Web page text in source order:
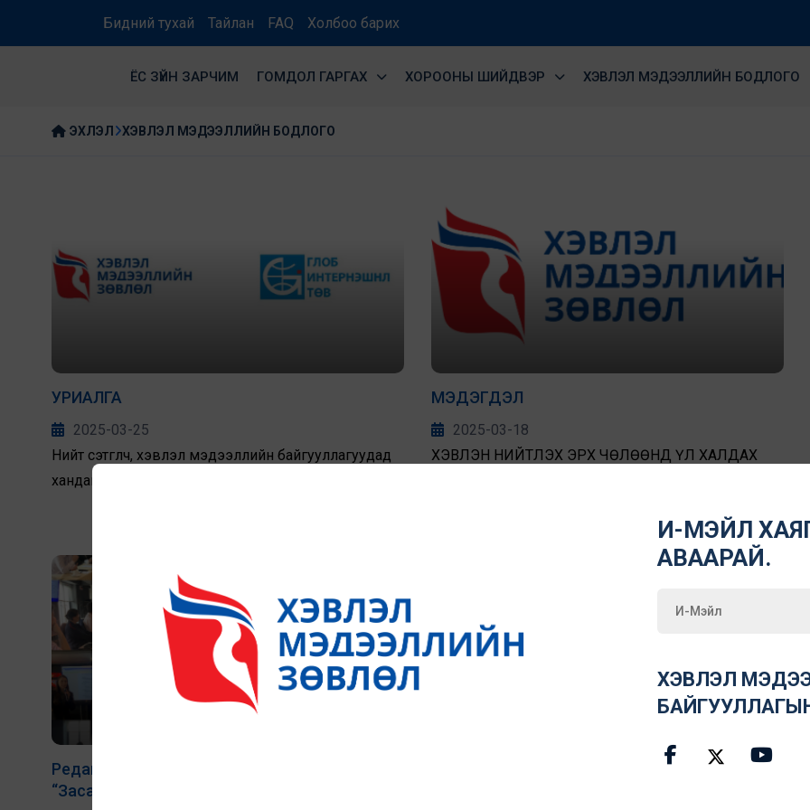
Бидний тухай Тайлан FAQ Холбоо барих
ЁС ЗҮЙН ЗАРЧИМ ГОМДОЛ ГАРГАХ ХОРООНЫ ШИЙДВЭР ХЭВЛЭЛ МЭДЭЭЛЛИЙН БОДЛОГО
ЭХЛЭЛ ХЭВЛЭЛ МЭДЭЭЛЛИЙН БОДЛОГО
УРИАЛГА
2025-03-25
Нийт сэтгүүлч, хэвлэл мэдээллийн байгууллагуудад
хандан дараах уриалгыг гаргаж байна.
МЭДЭГДЭЛ
2025-03-18
ХЭВЛЭН НИЙТЛЭХ ЭРХ ЧӨЛӨӨНД ҮЛ ХАЛДАХ
Редакторуудын зөвлөлдөх уулзалт:
“Засаглалд гүйцэтгэх сэтгүүл зүйн үүрэг зөвхөн
И-МЭЙЛ
АВААРАЙ.
ХЭВЛЭЛ